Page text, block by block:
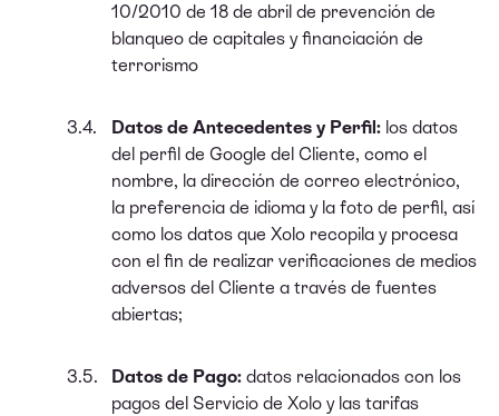
10/2010 de 18 de abril de prevención de
blanqueo de capitales y financiación de
terrorismo
Datos de Antecedentes y Perfil: los datos
del perfil de Google del Cliente, como el
nombre, la dirección de correo electrónico,
la preferencia de idioma y la foto de perfil, así
como los datos que Xolo recopila y procesa
con el fin de realizar verificaciones de medios
adversos del Cliente a través de fuentes
abiertas;
Datos de Pago: datos relacionados con los
pagos del Servicio de Xolo y las tarifas